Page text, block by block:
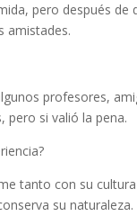
pero después de
amistades.
profesores,
pero si valió la pena.
tanto con su
su naturaleza.